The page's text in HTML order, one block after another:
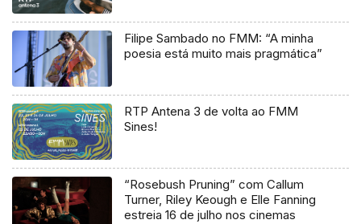
Filipe Sambado no FMM: “A minha
poesia está muito mais pragmática”
RTP Antena 3 de volta ao FMM
Sines!
“Rosebush Pruning” com Callum
Turner, Riley Keough e Elle Fanning
estreia 16 de julho nos cinemas